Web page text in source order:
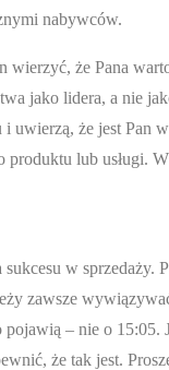
nabywców.
wierzyć, że Pana
jako lidera, a nie
że jest Pan
lub usługi.
w sprzedaży.
zawsze
– nie o 15:05.
że tak jest.